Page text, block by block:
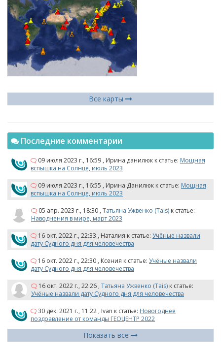
Все карты
Последние комментарии
09 июля 2023 г., 16:59 , Ирина данилюк к статье: Мощная
вспышка на Солнце, июль 2023
09 июля 2023 г., 16:55 , Ирина Данилюк к статье: Мощная
вспышка на Солнце, июль 2023
05 апр. 2023 г., 18:30 , Татьяна Ужвенко (Tais) к статье:
Наводнения в мире, март 2023
16 окт. 2022 г., 22:33 , Наталия к статье: Учёные назвали
дату Судного дня для человечества
16 окт. 2022 г., 22:30 , Ксения к статье: Учёные назвали
дату Судного дня для человечества
16 окт. 2022 г., 22:26 , Татьяна Ужвенко (Tais) к статье:
Учёные назвали дату Судного дня для человечества
30 дек. 2021 г., 11:22 , Ivan к статье: Новогоднее
поздравление от команды ГЕОЦЕНТР 2022
Показать все